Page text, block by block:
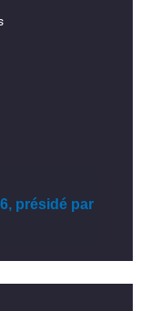
présidé par